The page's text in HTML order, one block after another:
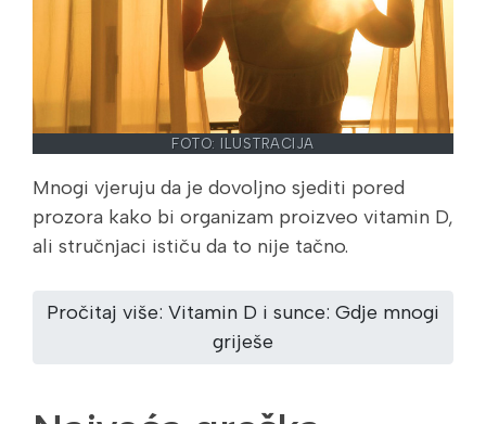
FOTO: ILUSTRACIJA
Mnogi vjeruju da je dovoljno sjediti pored
prozora kako bi organizam proizveo vitamin D,
ali stručnjaci ističu da to nije tačno.
Pročitaj više: Vitamin D i sunce: Gdje mnogi
griješe